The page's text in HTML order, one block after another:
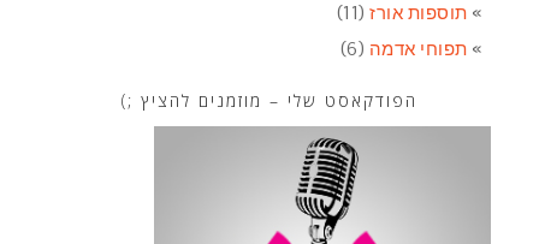
תוספות אורז(11)
תפוחי אדמה (6)
הפודקאסט שלי – מוזמנים להציץ ;)